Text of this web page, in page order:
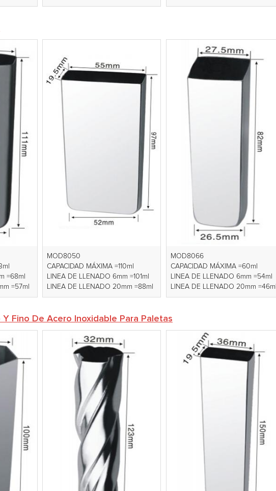
=68ml
=57ml
MOD8050
CAPACIDAD MÁXIMA =110ml
LINEA DE LLENADO 6mm =101ml
LINEA DE LLENADO 20mm =88ml
MOD8066
CAPACIDAD MÁXIMA =60ml
LINEA DE LLENADO 6mm =54ml
LINEA DE LLENADO 20mm =46ml
Y Fino De Acero Inoxidable Para Paletas